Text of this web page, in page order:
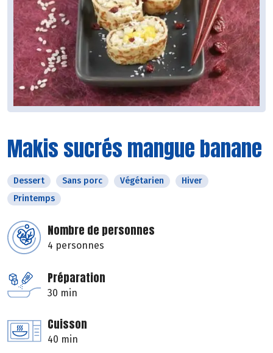
Makis sucrés mangue banane
Dessert Sans porc Végétarien
Hiver
Printemps
Nombre de personnes
4 personnes
Préparation
30 min
Cuisson
40 min